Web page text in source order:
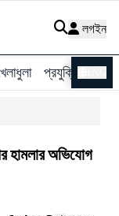
লগইন
প্রযুক্তি
হামলার অভিযোগ